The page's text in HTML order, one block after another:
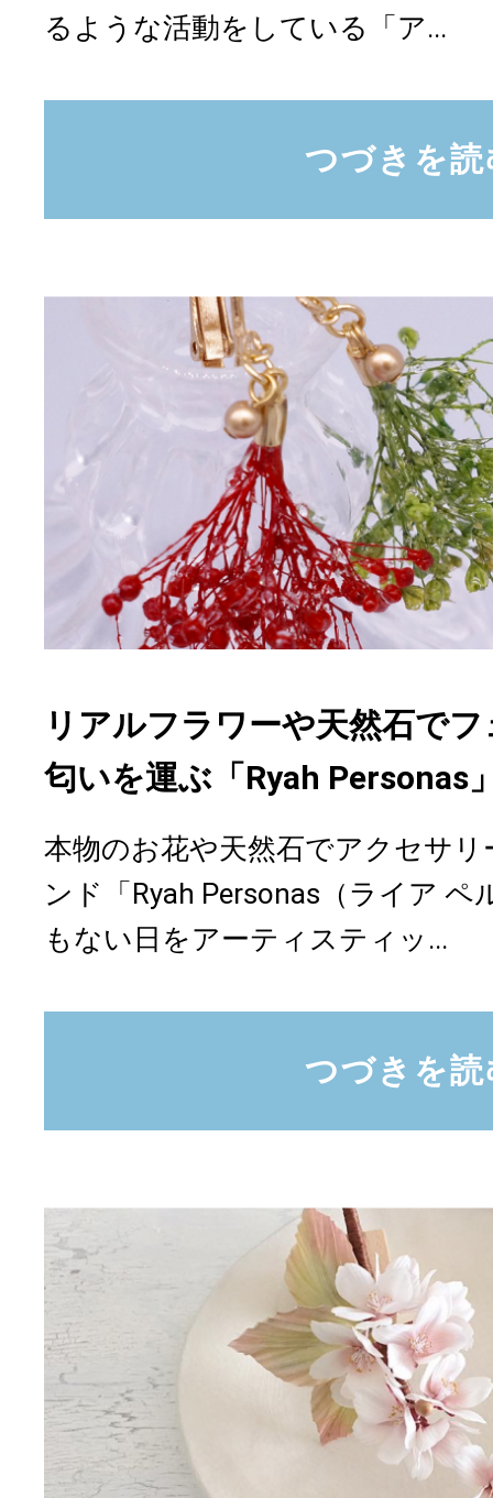
るような活動をしている「ア...
つづきを読
リアルフラワーや天然石で
匂いを運ぶ「Ryah Personas
本物のお花や天然石でアクセサ
ンド「Ryah Personas（ライア
もない日をアーティスティッ...
つづきを読